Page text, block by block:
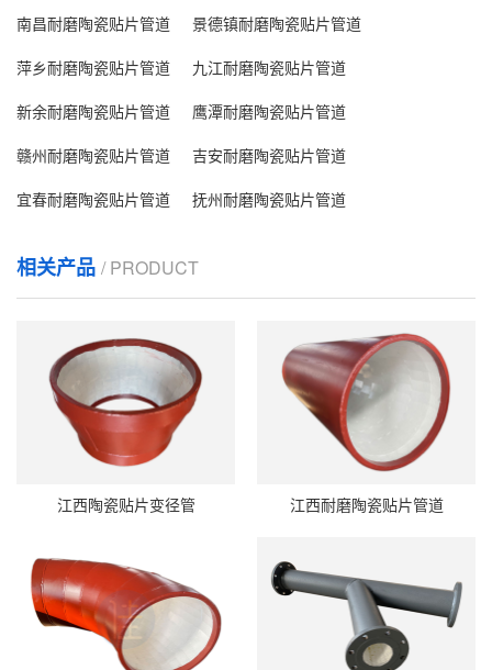
南昌耐磨陶瓷贴片管道
景德镇耐磨陶瓷贴片管道
萍乡耐磨陶瓷贴片管道
九江耐磨陶瓷贴片管道
新余耐磨陶瓷贴片管道
鹰潭耐磨陶瓷贴片管道
赣州耐磨陶瓷贴片管道
吉安耐磨陶瓷贴片管道
宜春耐磨陶瓷贴片管道
抚州耐磨陶瓷贴片管道
相关产品 / PRODUCT
江西陶瓷贴片变径管 江西耐磨陶瓷贴片管道